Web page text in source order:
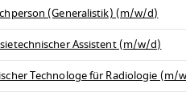
(Generalistik) (m/w/d)
Assistent (m/w/d)
Technologe für Radiologie (m/